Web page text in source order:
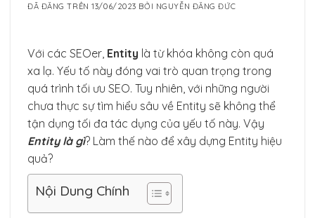
ĐÃ ĐĂNG TRÊN13/06/2023 BỞI NGUYỄN ĐĂNG ĐỨC
Với các SEOer, Entity là từ khóa không còn quá
xa lạ. Yếu tố này đóng vai trò quan trọng trong
quá trình tối ưu SEO. Tuy nhiên, với những người
chưa thực sự tìm hiểu sâu về Entity sẽ không thể
tận dụng tối đa tác dụng của yếu tố này. Vậy
Entity là gì? Làm thế nào để xây dựng Entity hiệu
quả?
Nội Dung Chính